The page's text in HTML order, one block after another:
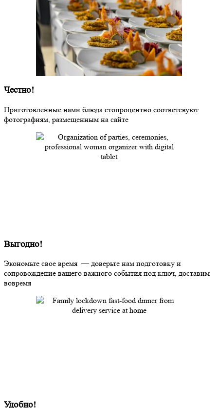
Честно!
Приготовленные нами блюда стопроцентно соответсвуют
фотографиям, размещенным на сайте
Выгодно!
Экономьте свое время — доверьте нам подготовку и
сопровождение вашего важного события под ключ, доставим
вовремя
Удобно!